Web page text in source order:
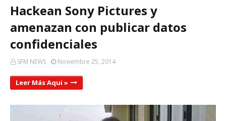
Hackean Sony Pictures y
amenazan con publicar datos
confidenciales
SFM NEWS Noviembre 25, 2014
Leer Más Aqui »